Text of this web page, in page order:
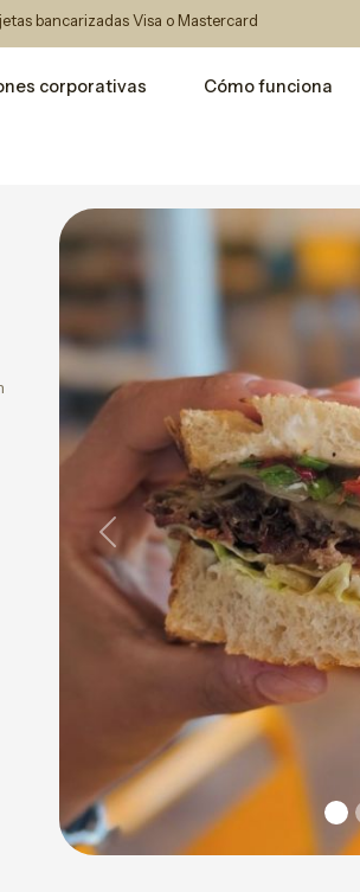
bancarizadas Visa o Mastercard
corporativas Cómo funciona
Previous